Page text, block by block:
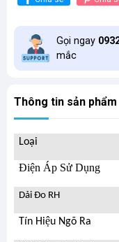
Gọi ngay
mắc
Thông tin sản phẩm
Loại
Điện Áp Sử Dụng
Dải Đo RH
Tín Hiệu Ngõ Ra